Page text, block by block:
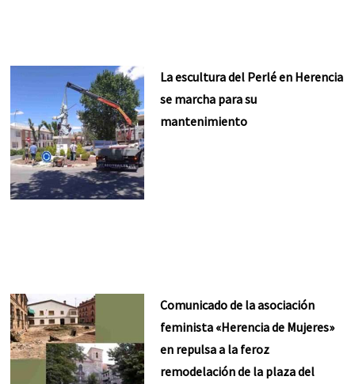
La escultura del Perlé en Herencia
se marcha para su
mantenimiento
Comunicado de la asociación
feminista «Herencia de Mujeres»
en repulsa a la feroz
remodelación de la plaza del